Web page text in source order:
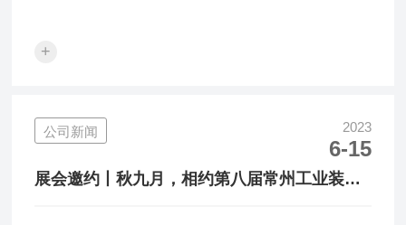
+
公司新闻 2023
6-15
展会邀约丨秋九月，相约第八届常州工业装备